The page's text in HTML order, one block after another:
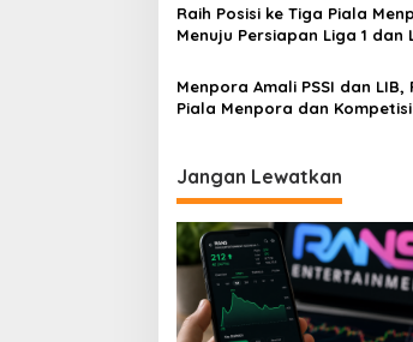
Raih Posisi ke Tiga Piala
Menuju Persiapan Liga 1 dan
Menpora Amali PSSI dan
Piala Menpora dan Kompetisi
Jangan Lewatkan